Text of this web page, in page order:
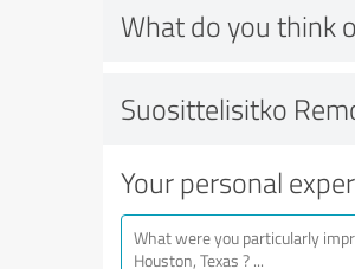
What do you think
Suosittelisitko
Your personal